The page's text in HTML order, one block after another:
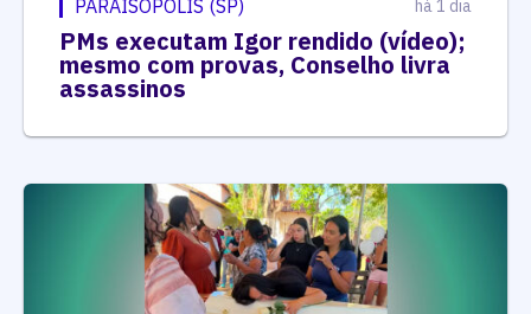
PARAISÓPOLIS (SP) há 1 dia
PMs executam Igor rendido (vídeo);
mesmo com provas, Conselho livra
assassinos